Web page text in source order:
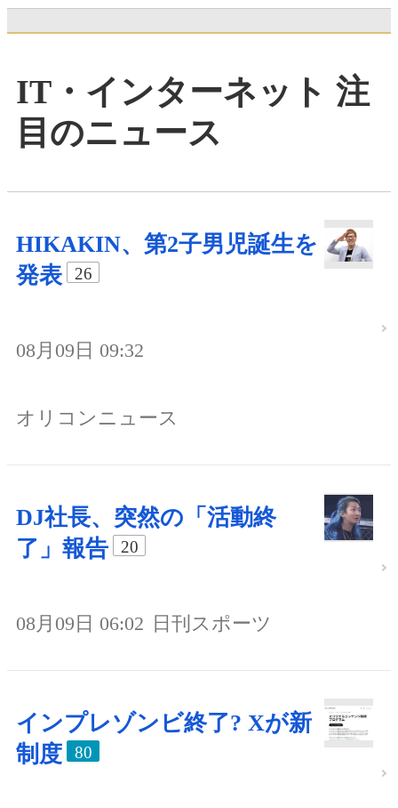
IT・インターネット 注
目のニュース
HIKAKIN、第2子男児誕生を
発表
26
08月09日 09:32
オリコンニュース
DJ社長、突然の「活動終
了」報告
20
08月09日 06:02 日刊スポーツ
インプレゾンビ終了? Xが新
制度
80